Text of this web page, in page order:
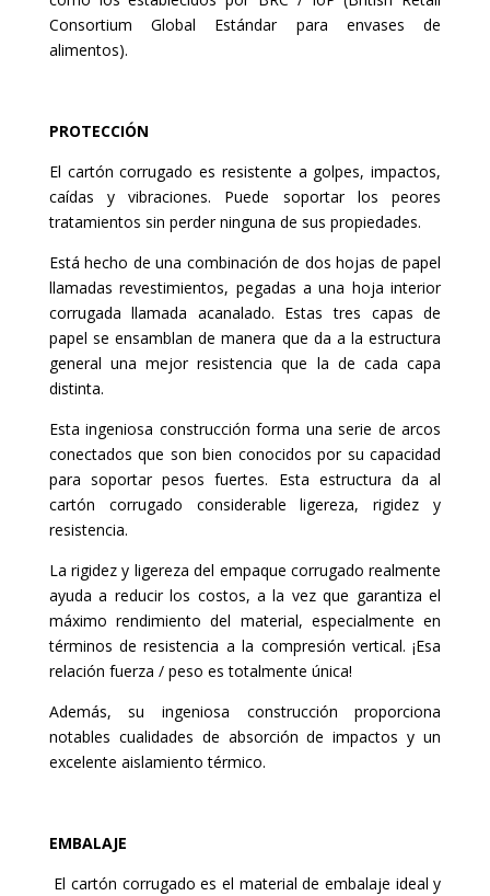
Consortium Global Estándar para envases de
alimentos).
PROTECCIÓN
El cartón corrugado es resistente a golpes, impactos,
caídas y vibraciones. Puede soportar los peores
tratamientos sin perder ninguna de sus propiedades.
Está hecho de una combinación de dos hojas de papel
llamadas revestimientos, pegadas a una hoja interior
corrugada llamada acanalado. Estas tres capas de
papel se ensamblan de manera que da a la estructura
general una mejor resistencia que la de cada capa
distinta.
Esta ingeniosa construcción forma una serie de arcos
conectados que son bien conocidos por su capacidad
para soportar pesos fuertes. Esta estructura da al
cartón corrugado considerable ligereza, rigidez y
resistencia.
La rigidez y ligereza del empaque corrugado realmente
ayuda a reducir los costos, a la vez que garantiza el
máximo rendimiento del material, especialmente en
términos de resistencia a la compresión vertical. ¡Esa
relación fuerza / peso es totalmente única!
Además, su ingeniosa construcción proporciona
notables cualidades de absorción de impactos y un
excelente aislamiento térmico.
EMBALAJE
El cartón corrugado es el material de embalaje ideal y